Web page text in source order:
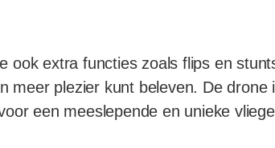
ook extra functies zoals flips en
meer plezier kunt beleven. De drone
een meeslepende en unieke